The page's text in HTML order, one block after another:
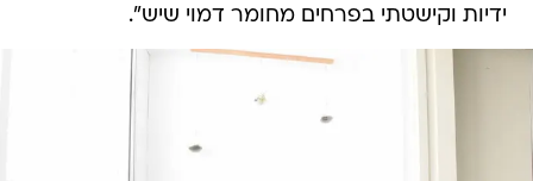
ידיות וקישטתי בפרחים מחומר דמוי שיש".